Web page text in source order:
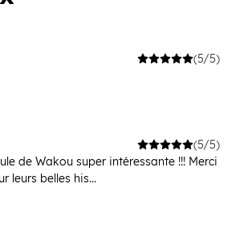
(5/5)
(5/5)
de Wakou super intéressante !!! Merci
leurs belles his...